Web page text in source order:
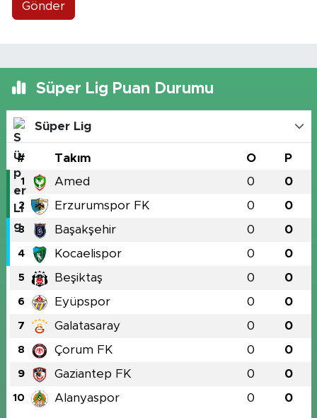
Gönder
Süper Lig Puan Durumu
Süper Lig
# Takım O P
1 Amed 0 0
2 Erzurumspor FK 0 0
3 Başakşehir 0 0
4 Kocaelispor 0 0
5 Beşiktaş 0 0
6 Eyüpspor 0 0
7 Galatasaray 0 0
8 Çorum FK 0 0
9 Gaziantep FK 0 0
10 Alanyaspor 0 0